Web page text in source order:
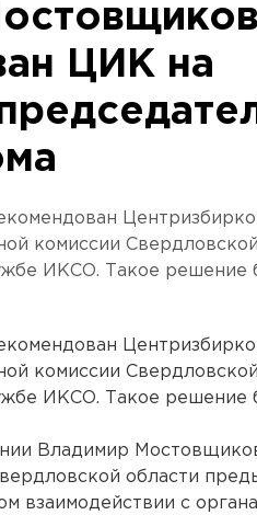
ЦИК на
комиссии
ИКСО. Такое решение
комиссии
ИКСО. Такое решение
Владимир
области
взаимодействии с